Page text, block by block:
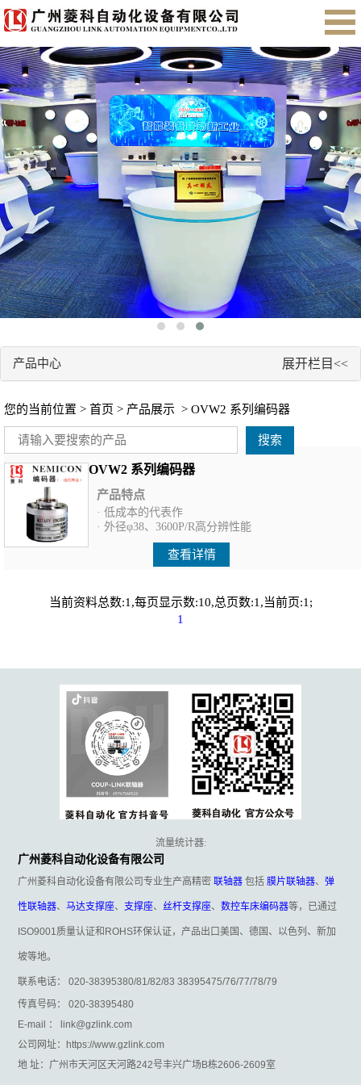
首页 关于我们 产品展示 售后服务
会员注册
产品中心 展开栏目<<
您的当前位置 > 首页 > 产品展示 > OVW2 系列编码器
搜索
OVW2 系列编码器
产品特点
· 低成本的代表作
· 外径φ38、3600P/R高分辨性能
查看详情
当前资料总数:1,每页显示数:10,总页数:1,当前页:1;
1
流量统计器:
广州菱科自动化设备有限公司
广州菱科自动化设备有限公司专业生产高精密联轴器 包括膜片联轴器、弹
性联轴器、马达支撑座、 支撑座、 丝杆支撑座、数控车床编码器等，已通过
ISO9001质量认证和ROHS环保认证，产品出口美国、德国、以色列、新加
坡等地。
联系电话： 020-38395380/81/82/83 38395475/76/77/78/79
传真号码： 020-38395480
E-mail ： link@gzlink.com
公司网址：https://www.gzlink.com
地 址：广州市天河区天河路242号丰兴广场B栋2606-2609室